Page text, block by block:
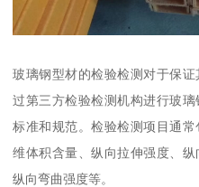
玻璃钢型材的检验检测对于保
过第三方检验检测机构进行玻
标准和规范。检验检测项目通
维体积含量、纵向拉伸强度、纵
纵向弯曲强度等。